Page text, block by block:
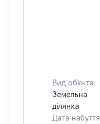
Вид об'єкта:
Земельна
ділянка
Дата набуття